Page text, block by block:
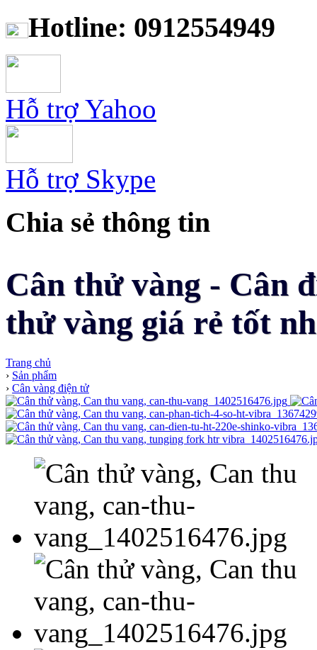
Hotline: 0912554949
Hỗ trợ Yahoo
Hỗ trợ Skype
Chia sẻ thông tin
Cân thử vàng - Cân
thử vàng giá rẻ tốt
Trang chủ
› Sản phẩm
› Cân vàng điện tử